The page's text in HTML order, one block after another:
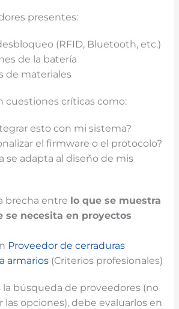
presentes:
(RFID, Bluetooth, etc.)
de la batería
de materiales
cuestiones críticas como:
esto con mi sistema?
el firmware o el protocolo?
se adapta al diseño de mis
brecha entre lo que se muestra
se necesita en proyectos
Proveedor de cerraduras
armarios (Criterios profesionales)
la búsqueda de proveedores (no
las opciones), debe evaluarlos en